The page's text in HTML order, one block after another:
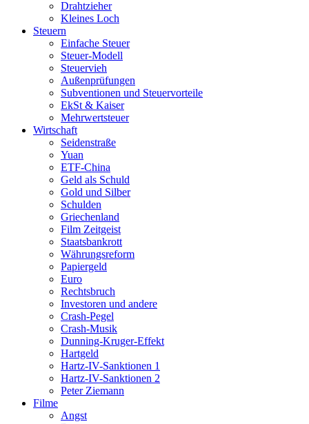
Drahtzieher
Kleines Loch
Steuern
Einfache Steuer
Steuer-Modell
Steuervieh
Außenprüfungen
Subventionen und Steuervorteile
EkSt & Kaiser
Mehrwertsteuer
Wirtschaft
Seidenstraße
Yuan
ETF-China
Geld als Schuld
Gold und Silber
Schulden
Griechenland
Film Zeitgeist
Staatsbankrott
Währungsreform
Papiergeld
Euro
Rechtsbruch
Investoren und andere
Crash-Pegel
Crash-Musik
Dunning-Kruger-Effekt
Hartgeld
Hartz-IV-Sanktionen 1
Hartz-IV-Sanktionen 2
Peter Ziemann
Filme
Angst